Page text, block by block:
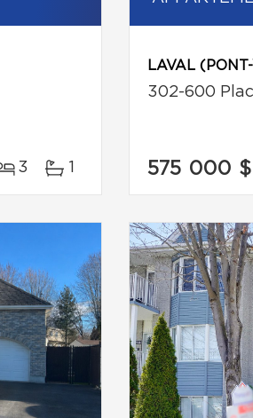
3 1
LAVAL
302-600
575 000 $